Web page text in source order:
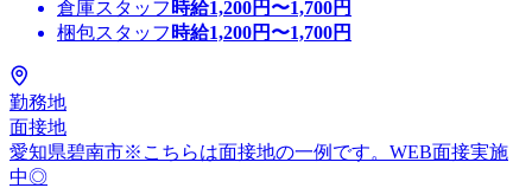
倉庫スタッフ 時給1,200円〜1,700円
梱包スタッフ 時給1,200円〜1,700円
勤務地
面接地
愛知県碧南市※こちらは面接地の一例です。WEB面接実施
中◎